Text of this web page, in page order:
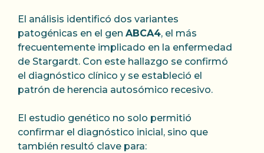
El análisis identificó dos variantes
patogénicas en el gen ABCA4, el más
frecuentemente implicado en la enfermedad
de Stargardt. Con este hallazgo se confirmó
el diagnóstico clínico y se estableció el
patrón de herencia autosómico recesivo.
El estudio genético no solo permitió
confirmar el diagnóstico inicial, sino que
también resultó clave para: